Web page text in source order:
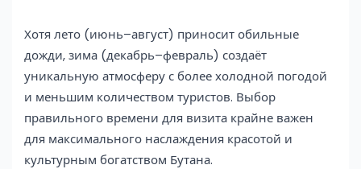
Хотя лето (июнь–август) приносит обильные
дожди, зима (декабрь–февраль) создаёт
уникальную атмосферу с более холодной погодой
и меньшим количеством туристов. Выбор
правильного времени для визита крайне важен
для максимального наслаждения красотой и
культурным богатством Бутана.